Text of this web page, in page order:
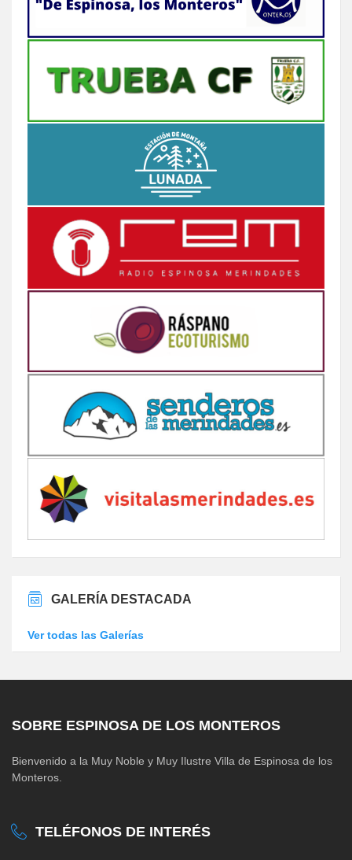
GALERÍA DESTACADA
Ver todas las Galerías
SOBRE ESPINOSA DE LOS MONTEROS
Bienvenido a la Muy Noble y Muy Ilustre Villa de Espinosa de los
Monteros.
TELÉFONOS DE INTERÉS